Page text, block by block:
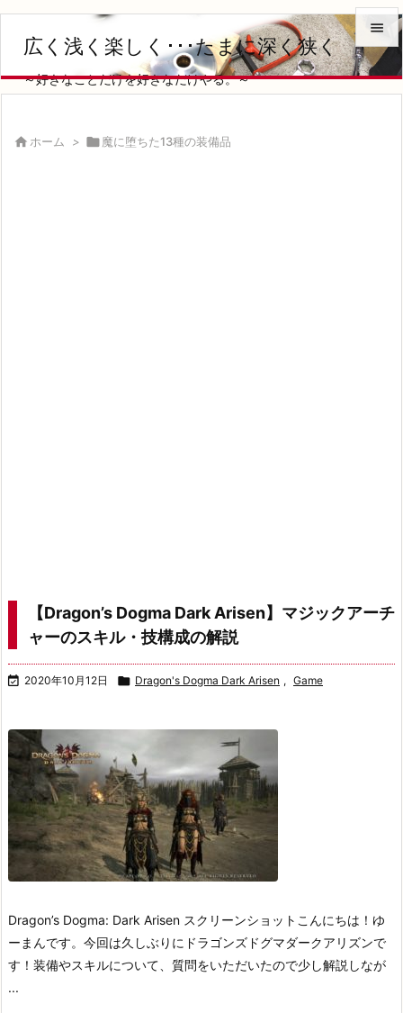
広く浅く楽しく･･･たまに深く狭く
～好きなことだけを好きなだけやる。～


 ホーム > 魔に堕ちた13種の装備品
【Dragon’s Dogma Dark Arisen】マジックアーチ
ャーのスキル・技構成の解説
 2020年10月12日  Dragon's Dogma Dark Arisen , Game
Dragon’s Dogma: Dark Arisen スクリーンショット こんにちは！ゆ
ーまんです。 今回は久しぶりにドラゴンズドグマダークアリズンで
す！装備やスキルについて、質問をいただいたので少し解説しなが
...